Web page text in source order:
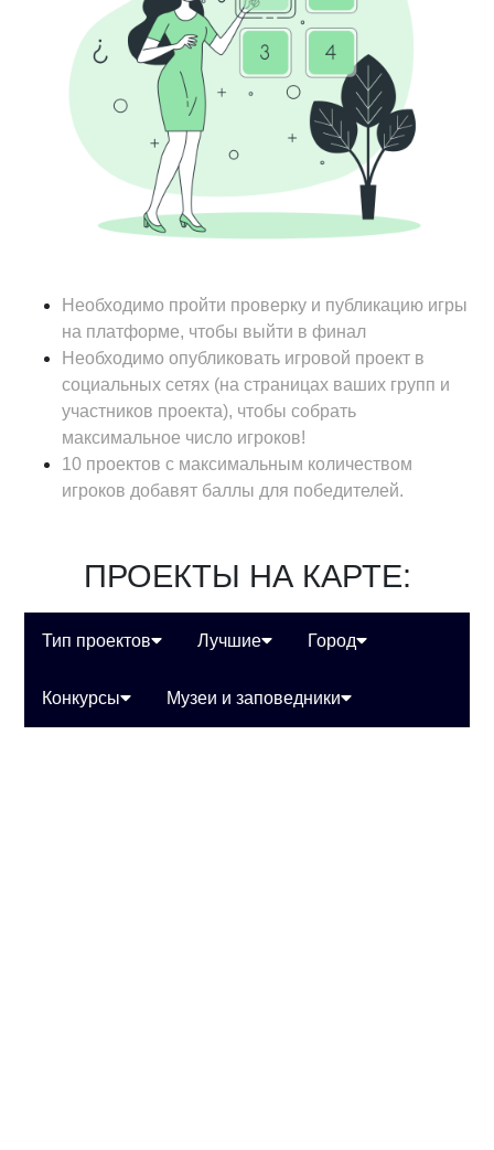
Необходимо пройти проверку и публикацию игры
на платформе, чтобы выйти в финал
Необходимо опубликовать игровой проект в
социальных сетях (на страницах ваших групп и
участников проекта), чтобы собрать
максимальное число игроков!
10 проектов с максимальным количеством
игроков добавят баллы для победителей.
ПРОЕКТЫ НА КАРТЕ:
Тип проектов Лучшие Город
Конкурсы Музеи и заповедники